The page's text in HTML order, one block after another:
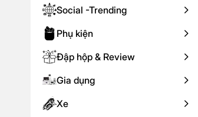
Social -Trending
Phụ kiện
Đập hộp & Review
Gia dụng
Xe